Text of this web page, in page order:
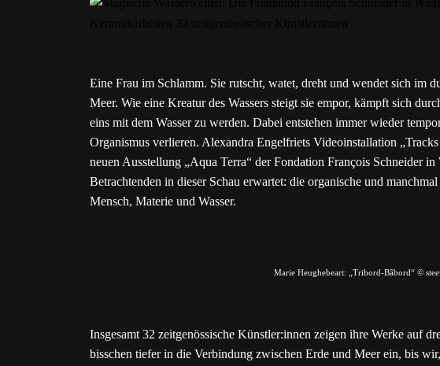
Eine Frau im Schlamm. Sie rutscht, watet, dreht und wendet sich im
Meer. Wie eine Kreatur des Wassers steigt sie empor, kämpft sich
eins mit dem Wasser zu werden. Dabei entstehen immer wieder
Organismus verlieren. Alexandra Engelfriets Videoinstallation
neuen Ausstellung „Aqua Terra“ der Fondation François Schneider
Betrachtenden in dieser Schau erwartet: die organische und
Mensch, Materie und Wasser.
Marie Heughebeart: „Tribord-Bâbord“ ©
Insgesamt 32 zeitgenössische Künstler:innen zeigen ihre Werke auf
bisschen tiefer in die Verbindung zwischen Erde und Meer ein, bis